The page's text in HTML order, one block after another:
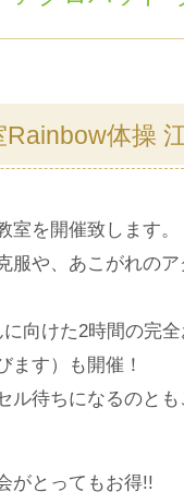
体操
室を開催致します。
服や、あこがれの
向けた2時間の完
ます）も開催！
ル待ちになるのと
がとってもお得!!